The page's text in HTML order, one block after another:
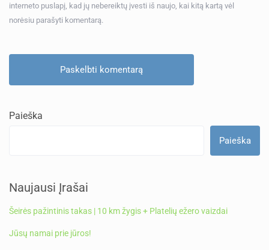
interneto puslapį, kad jų nebereiktų įvesti iš naujo, kai kitą kartą vėl
norėsiu parašyti komentarą.
Paieška
Paieška
Naujausi Įrašai
Šeirės pažintinis takas | 10 km žygis + Platelių ežero vaizdai
Jūsų namai prie jūros!